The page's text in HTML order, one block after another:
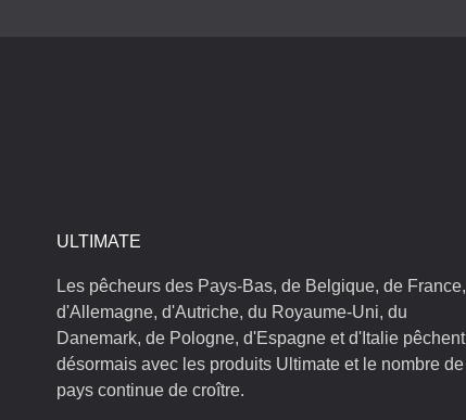
ULTIMATE
Les pêcheurs des Pays-Bas, de Belgique, de France,
d'Allemagne, d'Autriche, du Royaume-Uni, du
Danemark, de Pologne, d'Espagne et d'Italie pêchent
désormais avec les produits Ultimate et le nombre de
pays continue de croître.